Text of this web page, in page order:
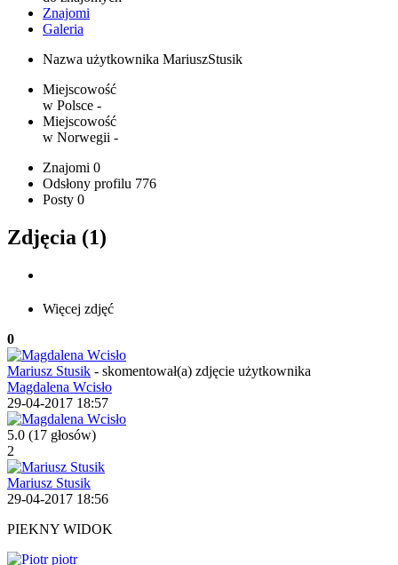
Znajomi
Galeria
Nazwa użytkownika MariuszStusik
Miejscowość
w Polsce -
Miejscowość
w Norwegii -
Znajomi 0
Odsłony profilu 776
Posty 0
Zdjęcia (1)
Więcej zdjęć
0
Mariusz Stusik - skomentował(a) zdjęcie użytkownika
Magdalena Wcisło
29-04-2017 18:57
5.0 (17 głosów)
2
Mariusz Stusik
29-04-2017 18:56
PIEKNY WIDOK